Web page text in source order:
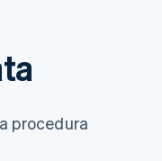
procedura